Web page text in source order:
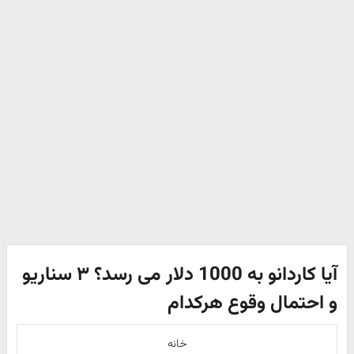
آیا کاردانو به 1000 دلار می رسد؟ ۳ سناریو
و احتمال وقوع هرکدام
خانه